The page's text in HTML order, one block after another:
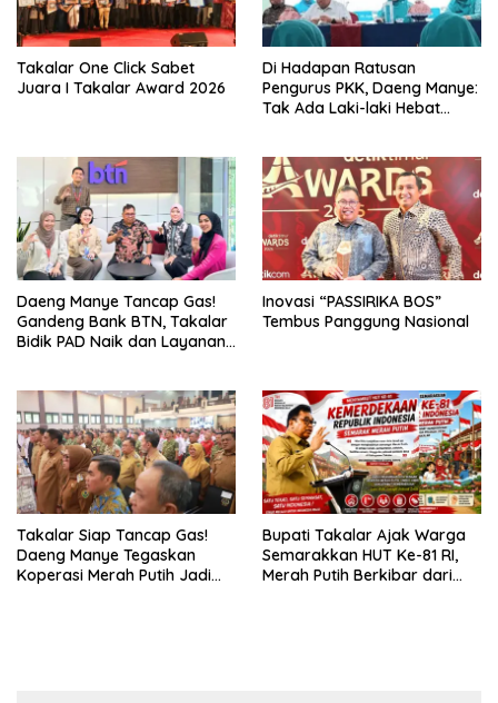
Takalar One Click Sabet
Juara I Takalar Award 2026
Di Hadapan Ratusan
Pengurus PKK, Daeng Manye:
Tak Ada Laki-laki Hebat
Daeng Manye Tancap Gas!
Gandeng Bank BTN, Takalar
Bidik PAD Naik dan Layanan
Inovasi “PASSIRIKA BOS”
Tembus Panggung Nasional
Takalar Siap Tancap Gas!
Daeng Manye Tegaskan
Koperasi Merah Putih Jadi
Bupati Takalar Ajak Warga
Semarakkan HUT Ke-81 RI,
Merah Putih Berkibar dari